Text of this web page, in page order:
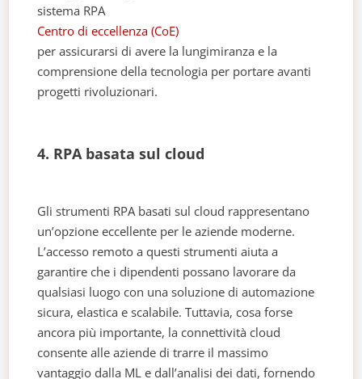
sistema RPA
Centro di eccellenza (CoE)
per assicurarsi di avere la lungimiranza e la
comprensione della tecnologia per portare avanti
progetti rivoluzionari.
4. RPA basata sul cloud
Gli strumenti RPA basati sul cloud rappresentano
un’opzione eccellente per le aziende moderne.
L’accesso remoto a questi strumenti aiuta a
garantire che i dipendenti possano lavorare da
qualsiasi luogo con una soluzione di automazione
sicura, elastica e scalabile. Tuttavia, cosa forse
ancora più importante, la connettività cloud
consente alle aziende di trarre il massimo
vantaggio dalla ML e dall’analisi dei dati, fornendo